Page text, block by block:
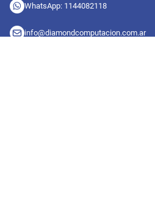
WhatsApp: 1144082118
info@diamondcomputacion.com.ar